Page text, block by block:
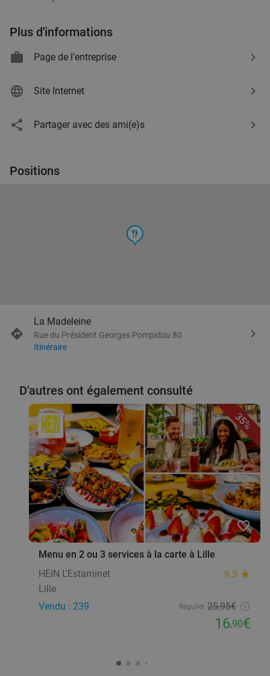
Plus d'informations
Page de l'entreprise
Site Internet
Partager avec des ami(e)s
Positions
food
La Madeleine
Rue du Président Georges Pompidou 80
Itinéraire
D'autres ont également consulté
35%
favorite_border
Menu en 2 ou 3 services à la carte à Lille
HEIN L'Estaminet
9.3 star
Lille
Vendu : 239
Régulier 25,95€
16,90€